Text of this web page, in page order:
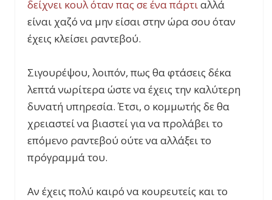
δείχνει κουλ όταν πας σε ένα πάρτιαλλά
είναι χαζό να μην είσαι στην ώρα σου όταν
έχεις κλείσει ραντεβού.
Σιγουρέψου, λοιπόν, πως θα φτάσεις δέκα
λεπτά νωρίτερα ώστε να έχεις την καλύτερη
δυνατή υπηρεσία. Έτσι, ο κομμωτής δε θα
χρειαστεί να βιαστεί για να προλάβει το
επόμενο ραντεβού ούτε να αλλάξει το
πρόγραμμά του.
Αν έχεις πολύ καιρό να κουρευτείς και το